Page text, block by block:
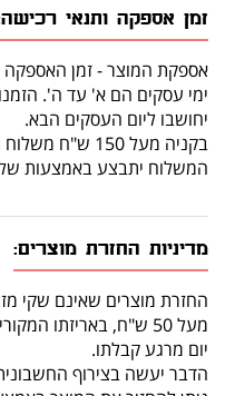
זמן אספקה ותנאי
אספקת המוצר - זמן האספקה עד 3 ימי עסקים באזור
ימי עסקים הם א' עד ה'. הזמנות
יחושבו ליום העסקים הבא.
בקניה מעל 150 ש"ח משלוח חינם
המשלוח יתבצע באמצעות
מדיניות החזרת מוצרים:
החזרת מוצרים שאינם שקי
יום מרגע קבלתו.
הדבר יעשה בצירוף